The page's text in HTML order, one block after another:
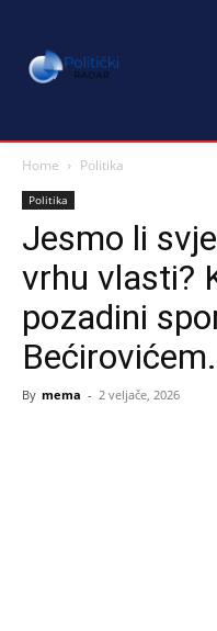
Home Politika
Politika
Jesmo li
vrhu vlasti?
pozadini
By mema - 2 veljače, 2026